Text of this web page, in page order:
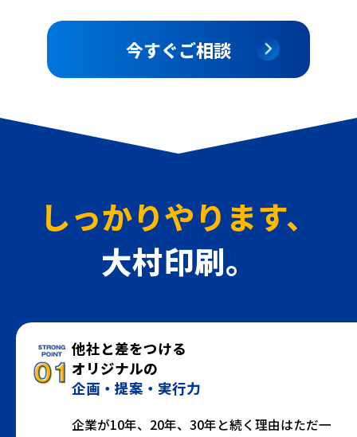
今すぐご相談
しっかりやります、
大村印刷。
他社と差をつける
オリジナルの
企画・提案・実行力
企業が10年、20年、30年と続く理由はただ一